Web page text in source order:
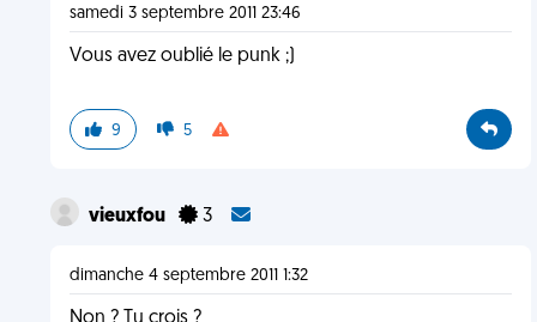
samedi 3 septembre 2011 23:46
Vous avez oublié le punk ;)
9 5
vieuxfou 3
dimanche 4 septembre 2011 1:32